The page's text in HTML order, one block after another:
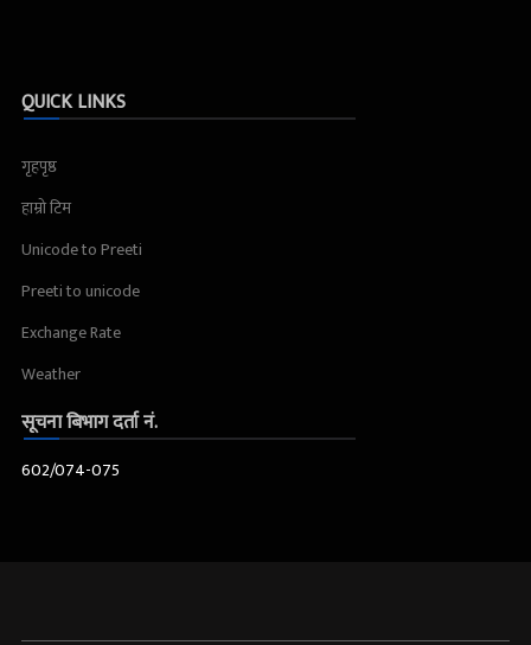
QUICK LINKS
गृहपृष्ठ
हाम्रो टिम
Unicode to Preeti
Preeti to unicode
Exchange Rate
Weather
सूचना बिभाग दर्ता नं.
602/074-075